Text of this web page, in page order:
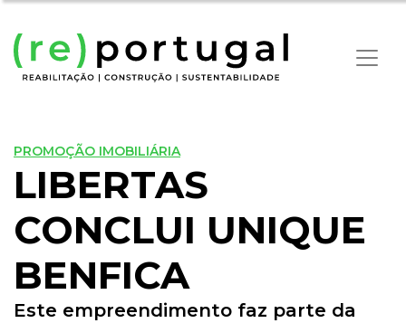
PROMOÇÃO IMOBILIÁRIA
LIBERTAS
CONCLUI UNIQUE
BENFICA
Este empreendimento faz parte da